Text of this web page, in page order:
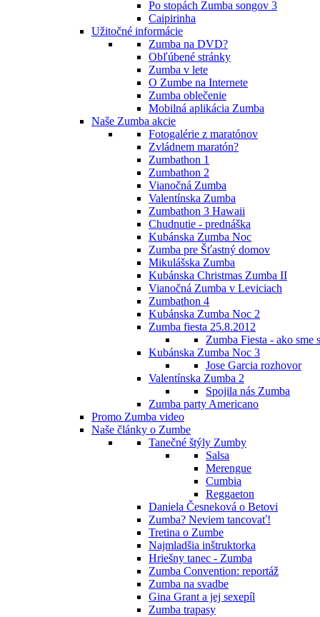
Po stopách Zumba songov 3
Caipirinha
Užitočné informácie
Zumba na DVD?
Obľúbené stránky
Zumba v lete
O Zumbe na Internete
Zumba oblečenie
Mobilná aplikácia Zumba
Naše Zumba akcie
Fotogalérie z maratónov
Zvládnem maratón?
Zumbathon 1
Zumbathon 2
Vianočná Zumba
Valentínska Zumba
Zumbathon 3 Hawaii
Chudnutie - prednáška
Kubánska Zumba Noc
Zumba pre Šťastný domov
Mikulášska Zumba
Kubánska Christmas Zumba II
Vianočná Zumba v Leviciach
Zumbathon 4
Kubánska Zumba Noc 2
Zumba fiesta 25.8.2012
Zumba Fiesta - ako sme
Kubánska Zumba Noc 3
Jose Garcia rozhovor
Valentínska Zumba 2
Spojila nás Zumba
Zumba party Americano
Promo Zumba video
Naše články o Zumbe
Tanečné štýly Zumby
Salsa
Merengue
Cumbia
Reggaeton
Daniela Česneková o Betovi
Zumba? Neviem tancovať!
Tretina o Zumbe
Najmladšia inštruktorka
Hriešny tanec - Zumba
Zumba Convention: reportáž
Zumba na svadbe
Gina Grant a jej sexepíl
Zumba trapasy